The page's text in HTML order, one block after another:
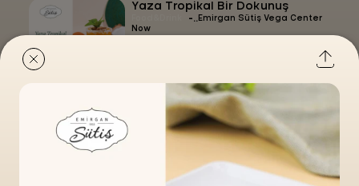
Yaza Tropikal Bir Dokunuş
-Emirgan Sütiş Vega Center
Now
Çıtır, Akışkan ve Serin Bir Tat
Emirgan Sütiş Vega Center